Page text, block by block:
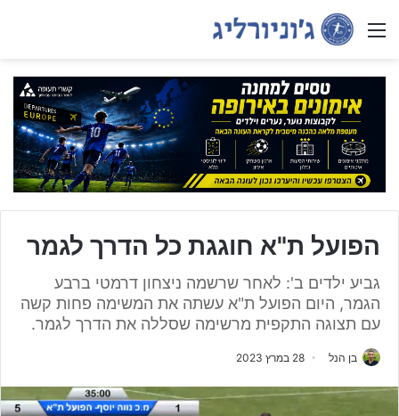
Menu
הפועל ת"א חוגגת כל הדרך לגמר
גביע ילדים ב': לאחר שרשמה ניצחון דרמטי ברבע
הגמר, היום הפועל ת"א עשתה את המשימה פחות קשה
עם תצוגה התקפית מרשימה שסללה את הדרך לגמר.
בן הנל 28 במרץ 2023